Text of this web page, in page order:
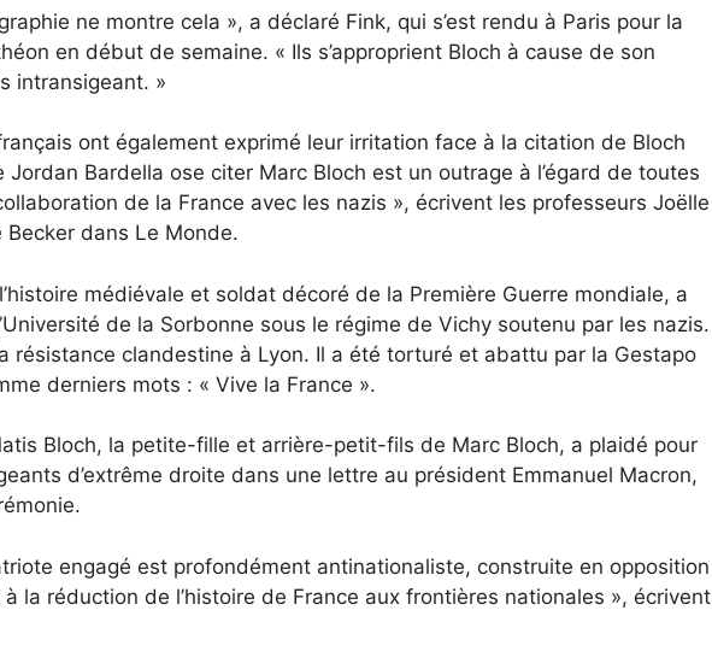
ne montre cela », a déclaré Fink, qui s’est rendu à Paris pour la
en début de semaine. « Ils s’approprient Bloch à cause de son
intransigeant. »
ont également exprimé leur irritation face à la citation de Bloch
Jordan Bardella ose citer Marc Bloch est un outrage à l’égard de toutes
de la France avec les nazis », écrivent les professeurs Joëlle
dans Le Monde.
médiévale et soldat décoré de la Première Guerre mondiale, a
de la Sorbonne sous le régime de Vichy soutenu par les nazis.
résistance clandestine à Lyon. Il a été torturé et abattu par la Gestapo
derniers mots : « Vive la France ».
Bloch, la petite-fille et arrière-petit-fils de Marc Bloch, a plaidé pour
d’extrême droite dans une lettre au président Emmanuel Macron,
engagé est profondément antinationaliste, construite en opposition
la réduction de l’histoire de France aux frontières nationales », écrivent